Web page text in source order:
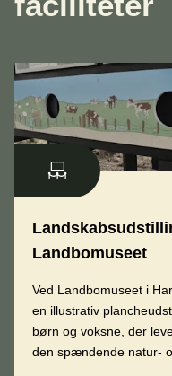
Landbomuseet
Ved Landbomuseet i
en illustrativ
børn og voksne, der
den spændende natur-